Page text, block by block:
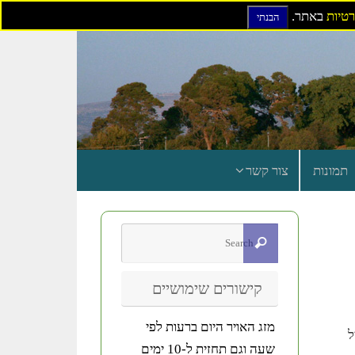
באתר. הבנתי
תמונות צור קשר
6 באפריל
קישורים שימושיים
מזג האויר היום ברעות לפי
שעה וגם תחזית ל-10 ימים